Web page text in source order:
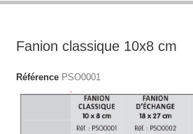
Fanion classique 10x8 cm
Référence PSO0001